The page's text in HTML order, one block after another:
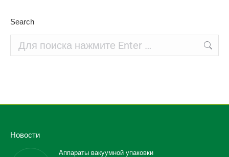
Search
Новости
Аппараты вакуумной упаковки